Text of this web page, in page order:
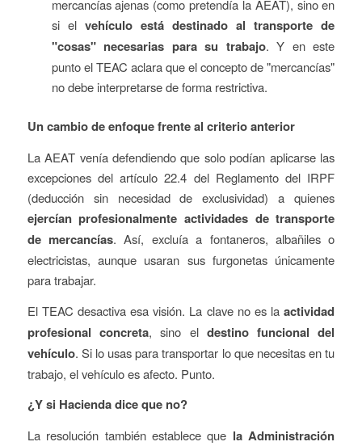
mercancías ajenas (como pretendía la AEAT), sino en
si el vehículo está destinado al transporte de
"cosas" necesarias para su trabajo. Y en este
punto el TEAC aclara que el concepto de "mercancías"
no debe interpretarse de forma restrictiva.
Un cambio de enfoque frente al criterio anterior
La AEAT venía defendiendo que solo podían aplicarse las
excepciones del artículo 22.4 del Reglamento del IRPF
(deducción sin necesidad de exclusividad) a quienes
ejercían profesionalmente actividades de transporte
de mercancías. Así, excluía a fontaneros, albañiles o
electricistas, aunque usaran sus furgonetas únicamente
para trabajar.
El TEAC desactiva esa visión. La clave no es laactividad
profesional concreta, sino el destino funcional del
vehículo. Si lo usas para transportar lo que necesitas en tu
trabajo, el vehículo es afecto. Punto.
¿Y si Hacienda dice que no?
La resolución también establece que la Administración